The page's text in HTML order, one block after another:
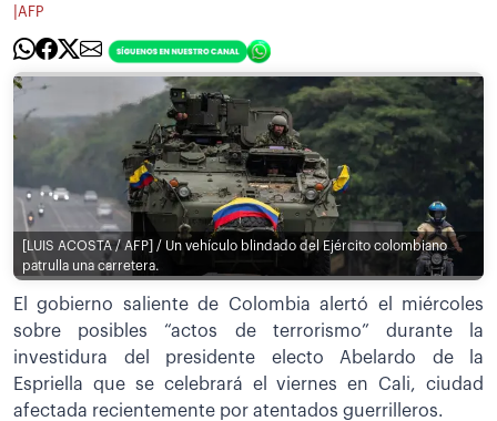
AFP
[LUIS ACOSTA / AFP] / Un vehículo blindado del Ejército colombiano
patrulla una carretera.
El gobierno saliente de Colombia alertó el miércoles
sobre posibles “actos de terrorismo” durante la
investidura del presidente electo Abelardo de la
Espriella que se celebrará el viernes en Cali, ciudad
afectada recientemente por atentados guerrilleros.